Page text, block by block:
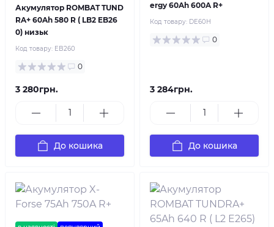
Акумулятор ROMBAT TUND
RA+ 60Ah 580 R ( LB2 EB26
0) низьк
Код товару: EB260
0
3 280грн.
До кошика
ergy 60Ah 600A R+
Код товару: DE60H
0
3 284грн.
До кошика